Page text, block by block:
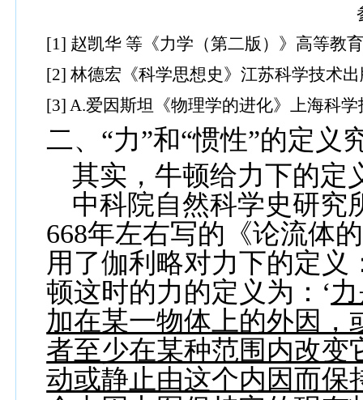
[1] 赵凯华 等《力学（第二版）》高等教
[2]林德宏《科学思想史》江苏科学技术
[3] A.爱因斯坦《物理学的进化》上海科
二、“力”和“惯性”的定义
其实，牛顿给力下的定
中科院自然科学史研究
668年左右写的《论流体
用了伽利略对力下的定义
顿这时的力的定义为： ‘
加在某一物体上的外因，
者至少在某种范围内改变
动或静止由这个内因而保